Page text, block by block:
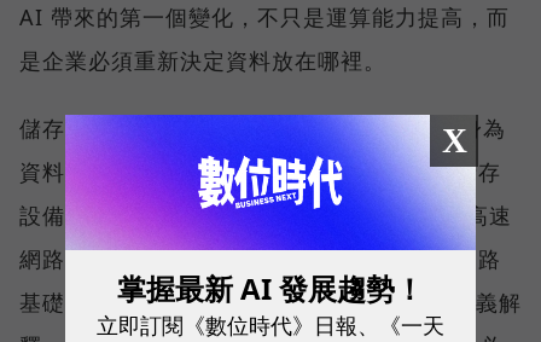
AI 帶來的第一個變化，不只是運算能力提高，而
是企業必須重新決定資料放在哪裡。
儲存架構大致分為雲端與地端兩塊，QNAP 身為
資料安全的守護者，長期發展的是地端網路儲存
設備（NAS），並擴展至 25GbE、100GbE 高速
網路交換器產品線，提供完整的儲存與高速網路
基礎架構。威聯通科技（QNAP）總經理劉文義解
X
掌握最新 AI 發展趨勢！
立即訂閱《數位時代》日報、《一天